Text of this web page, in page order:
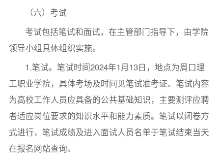
（六）考试
考试包括笔试和面试，在主管部门指导下，由学院
领导小组具体组织实施。
1.笔试。笔试时间2024年1月13日，地点为周口理
工职业学院，具体考场及时间见笔试准考证。笔试内容
为高校工作人员应具备的公共基础知识，主要测评应聘
者适应岗位要求的知识水平和能力素质。笔试以闭卷方
式进行，笔试成绩及进入面试人员名单于笔试结束当天
在报名网站查询。